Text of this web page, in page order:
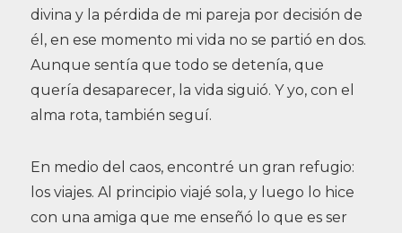
divina y la pérdida de mi pareja por decisión de
él, en ese momento mi vida no se partió en dos.
Aunque sentía que todo se detenía, que
quería desaparecer, la vida siguió. Y yo, con el
alma rota, también seguí.
En medio del caos, encontré un gran refugio:
los viajes. Al principio viajé sola, y luego lo hice
con una amiga que me enseñó lo que es ser